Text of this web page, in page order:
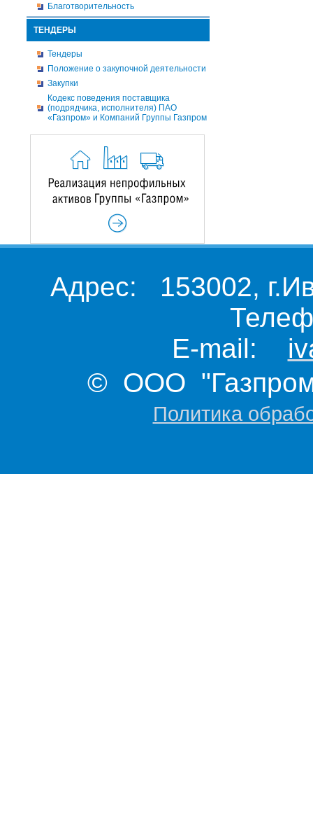
Благотворительность
ТЕНДЕРЫ
Тендеры
Положение о закупочной деятельности
Закупки
Кодекс поведения поставщика
(подрядчика, исполнителя) ПАО
«Газпром» и Компаний Группы Газпром
Адрес: 153002,
E-mail:
© ООО "Газпром
Политика